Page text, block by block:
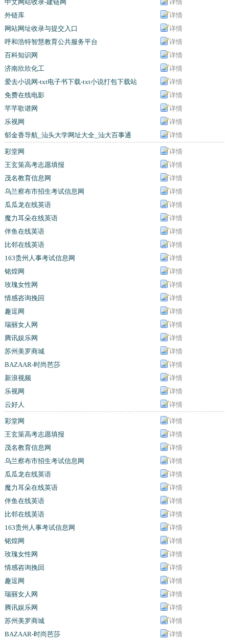
中文网站收录-建链网
详情
外链库
详情
网站网址收录与提交入口
详情
呼和浩特智慧教育公共服务平台
详情
百科知识网
详情
济南欣欣化工
详情
爱去小说网-txt电子书下载-txt小说打包下载站
详情
免费在线电影
详情
芊芊歌谱网
详情
乐视网
详情
郁金香导航_汕头大学网址大全_汕大百事通
详情
彩堂网
详情
王玄策高考志愿填报
详情
茂名教育信息网
详情
乌兰察布市招生考试信息网
详情
瓜瓜龙在线英语
详情
魔力耳朵在线英语
详情
伴鱼在线英语
详情
比邻在线英语
详情
163贵州人事考试信息网
详情
铭煌网
详情
玫瑰女性网
详情
情感咨询挽回
详情
趣逗网
详情
瑞丽女人网
详情
腾讯娱乐网
详情
苏州美罗商城
详情
BAZAAR-时尚芭莎
详情
新浪视频
详情
乐视网
详情
云好人
详情
彩堂网
详情
王玄策高考志愿填报
详情
茂名教育信息网
详情
乌兰察布市招生考试信息网
详情
瓜瓜龙在线英语
详情
魔力耳朵在线英语
详情
伴鱼在线英语
详情
比邻在线英语
详情
163贵州人事考试信息网
详情
铭煌网
详情
玫瑰女性网
详情
情感咨询挽回
详情
趣逗网
详情
瑞丽女人网
详情
腾讯娱乐网
详情
苏州美罗商城
详情
BAZAAR-时尚芭莎
详情